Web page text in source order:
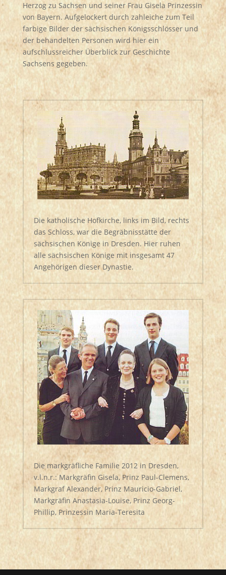
Herzog zu Sachsen und seiner Frau Gisela Prinzessin
von Bayern. Aufgelockert durch zahleiche zum Teil
farbige Bilder der sächsischen Königsschlösser und
der behandelten Personen wird hier ein
aufschlussreicher Überblick zur Geschichte
Sachsens gegeben.
Die katholische Hofkirche, links im Bild, rechts
das Schloss, war die Begräbnisstätte der
sächsischen Könige in Dresden. Hier ruhen
alle sächsischen Könige mit insgesamt 47
Angehörigen dieser Dynastie.
Die markgräfliche Familie 2012 in Dresden,
v.l.n.r.: Markgräfin Gisela, Prinz Paul-Clemens,
Markgraf Alexander, Prinz Mauricio-Gabriel,
Markgräfin Anastasia-Louise, Prinz Georg-
Phillip, Prinzessin Maria-Teresita